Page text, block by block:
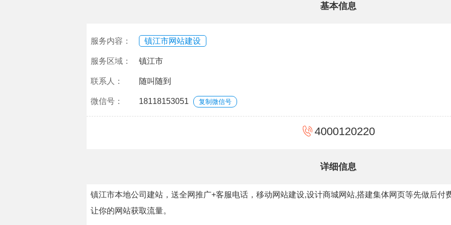
基本信息
服务内容： 镇江市网站建设
服务区域： 镇江市
联系人： 随叫随到
微信号： 18118153051 复制微信号
4000120220
详细信息
镇江市本地公司建站，送全网推广+客服电话，移动网站建设,设计商城网站,搭建集体网页等先做后付
让你的网站获取流量。